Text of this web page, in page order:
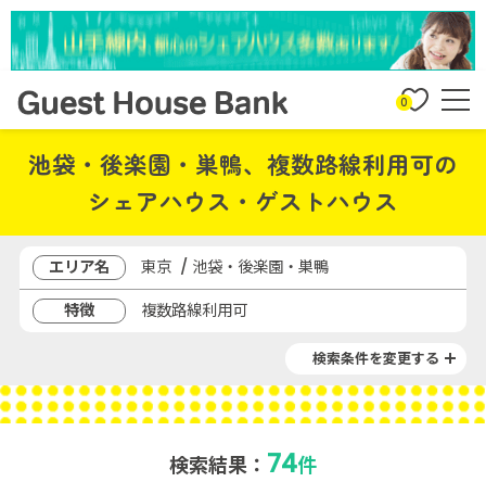
0
池袋・後楽園・巣鴨、複数路線利用可の
シェアハウス・ゲストハウス
エリア名
東京 / 池袋・後楽園・巣鴨
特徴
複数路線利用可
検索条件を変更する
検索結果： 74件